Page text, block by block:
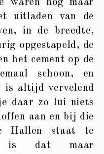
waren nog maar
uitladen van de
in de breedte,
opgestapeld, de
het cement op de
schoon, en
is altijd vervelend
daar zo lui niets
aan en bij die
Hallen staat te
dat maar